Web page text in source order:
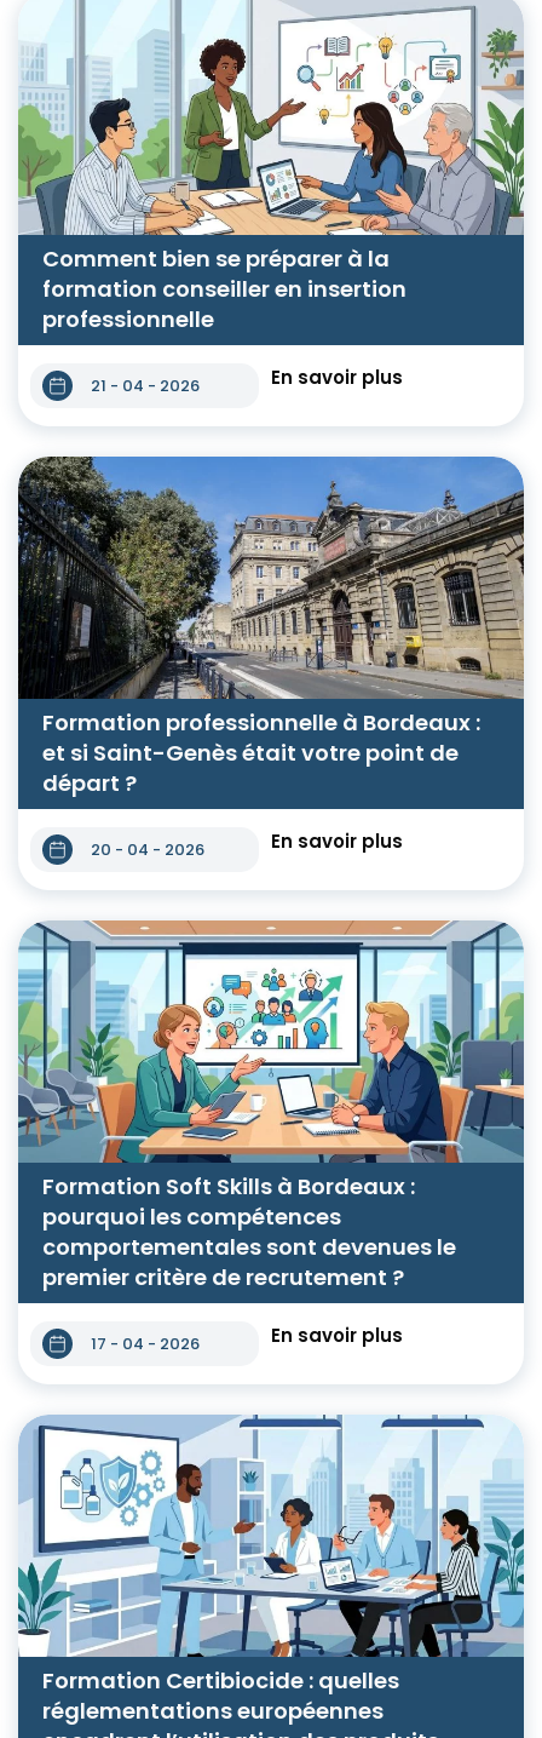
Comment bien se préparer à la
formation conseiller en insertion
professionnelle
21 - 04 - 2026 En savoir plus
Formation professionnelle à Bordeaux :
et si Saint-Genès était votre point de
départ ?
20 - 04 - 2026 En savoir plus
Formation Soft Skills à Bordeaux :
pourquoi les compétences
comportementales sont devenues le
premier critère de recrutement ?
17 - 04 - 2026 En savoir plus
Formation Certibiocide : quelles
réglementations européennes